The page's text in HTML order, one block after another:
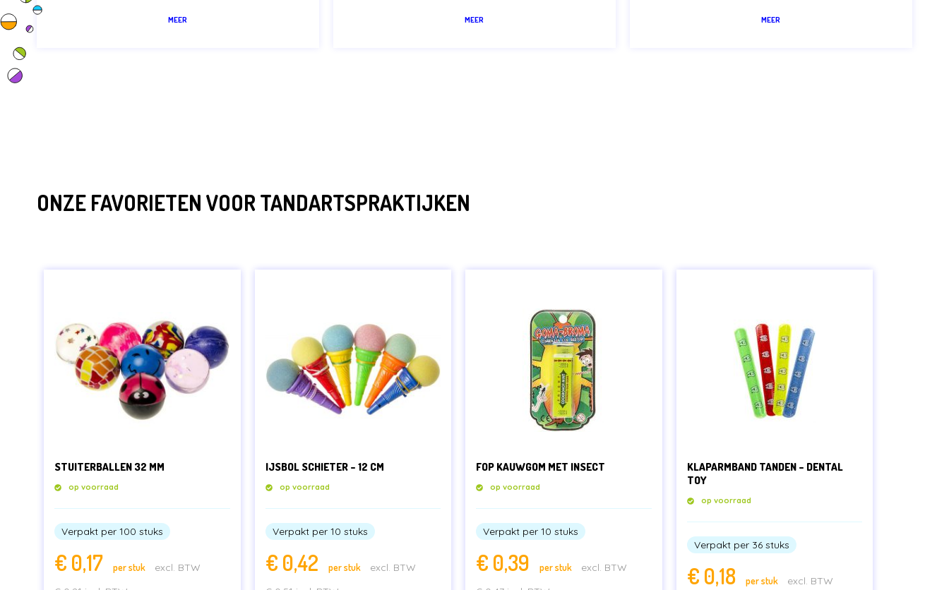
MEER MEER MEER
ONZE FAVORIETEN VOOR TANDARTSPRAKTIJKEN
STUITERBALLEN 32 MM
op voorraad
Verpakt per 100 stuks
€ 0,17 per stuk
excl. BTW
IJSBOL SCHIETER – 12 CM
op voorraad
Verpakt per 10 stuks
€ 0,42 per stuk
excl. BTW
FOP KAUWGOM MET INSECT
op voorraad
Verpakt per 10 stuks
€ 0,39 per stuk
excl. BTW
KLAPARMBAND TANDEN – DENTAL
TOY
op voorraad
Verpakt per 36 stuks
€ 0,18 per stuk excl. BTW